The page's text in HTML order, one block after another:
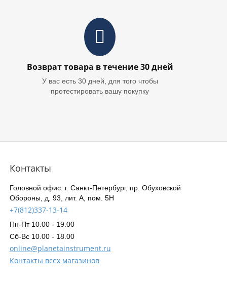
Возврат товара в течение 30 дней
У вас есть 30 дней, для того чтобы
протестировать вашу покупку
Контакты
Головной офис: г. Санкт-Петербург, пр. Обуховской
Обороны, д. 93, лит. А, пом. 5Н
+7(812)337-13-14
Пн-Пт 10.00 - 19.00
Сб-Вс 10.00 - 18.00
online@planetainstrument.ru
Контакты всех магазинов